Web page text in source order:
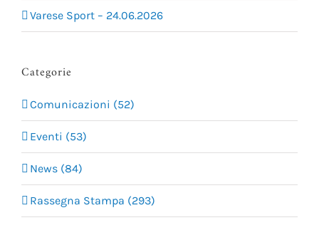
Varese Sport – 24.06.2026
Categorie
Comunicazioni (52)
Eventi (53)
News (84)
Rassegna Stampa (293)